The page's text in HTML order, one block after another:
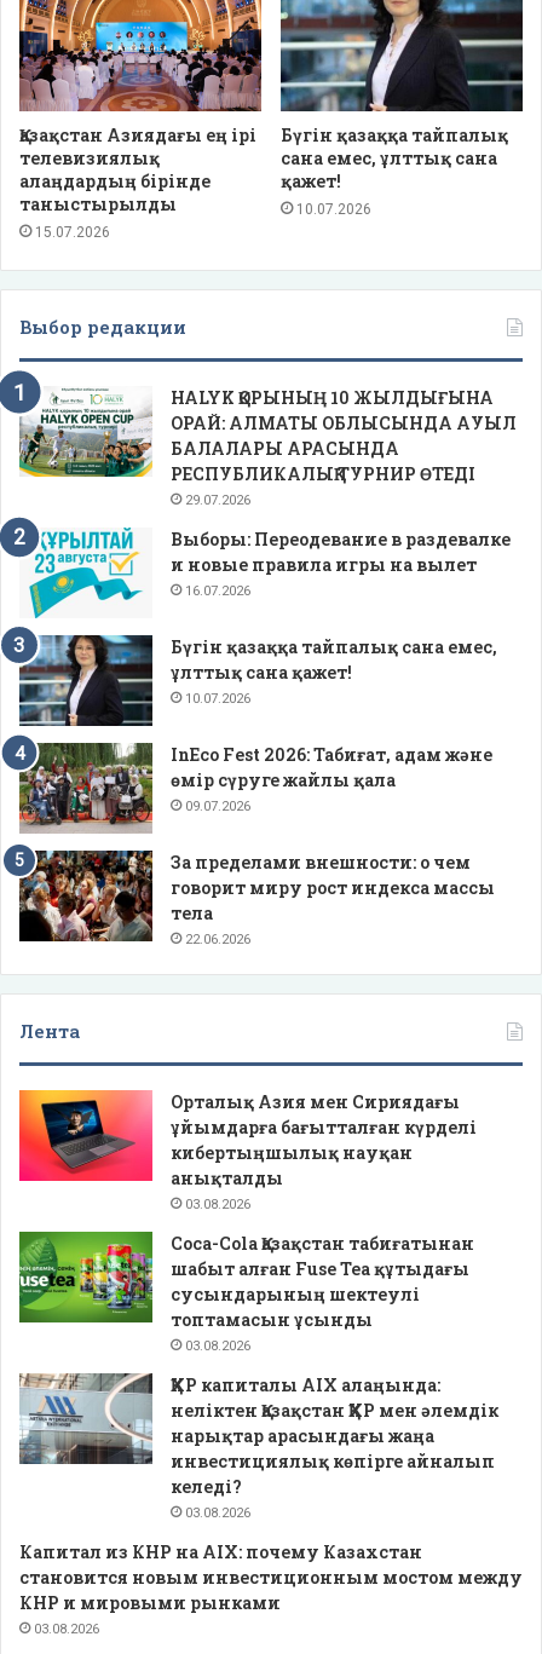
Қазақстан Азиядағы ең ірі
телевизиялық
алаңдардың бірінде
таныстырылды
15.07.2026
Бүгін қазаққа тайпалық
сана емес, ұлттық сана
қажет!
10.07.2026
Выбор редакции
HALYK ҚОРЫНЫҢ 10 ЖЫЛДЫҒЫНА
ОРАЙ: АЛМАТЫ ОБЛЫСЫНДА АУЫЛ
БАЛАЛАРЫ АРАСЫНДА
РЕСПУБЛИКАЛЫҚ ТУРНИР ӨТЕДІ
29.07.2026
Выборы: Переодевание в раздевалке
и новые правила игры на вылет
16.07.2026
Бүгін қазаққа тайпалық сана емес,
ұлттық сана қажет!
10.07.2026
InEco Fest 2026: Табиғат, адам және
өмір сүруге жайлы қала
09.07.2026
За пределами внешности: о чем
говорит миру рост индекса массы
тела
22.06.2026
Лента
Орталық Азия мен Сириядағы
ұйымдарға бағытталған күрделі
кибертыңшылық науқан
анықталды
03.08.2026
Coca-Cola Қазақстан табиғатынан
шабыт алған Fuse Tea құтыдағы
сусындарының шектеулі
топтамасын ұсынды
03.08.2026
ҚХР капиталы AIX алаңында:
неліктен Қазақстан ҚХР мен әлемдік
нарықтар арасындағы жаңа
инвестициялық көпірге айналып
келеді?
03.08.2026
Капитал из КНР на AIX: почему Казахстан
становится новым инвестиционным мостом между
КНР и мировыми рынками
03.08.2026